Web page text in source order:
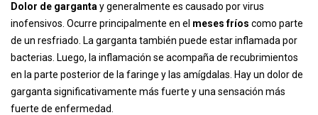
Dolor de garganta y generalmente es causado por virus
inofensivos. Ocurre principalmente en el meses fríos como parte
de un resfriado. La garganta también puede estar inflamada por
bacterias. Luego, la inflamación se acompaña de recubrimientos
en la parte posterior de la faringe y las amígdalas. Hay un dolor de
garganta significativamente más fuerte y una sensación más
fuerte de enfermedad.